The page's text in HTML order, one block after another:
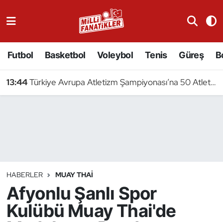
Futbol Basketbol Voleybol Tenis Güreş
13:44Türkiye Avrupa Atletizm Şampiyonası’na 50 Atletle Gidiyor
HABERLER MUAY THAI
Afyonlu Şanlı Spor
Kulübü Muay Thai'de
Badminton
Binicilik
Bisiklet